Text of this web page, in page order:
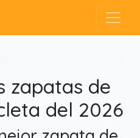
zapatas de
del 2026